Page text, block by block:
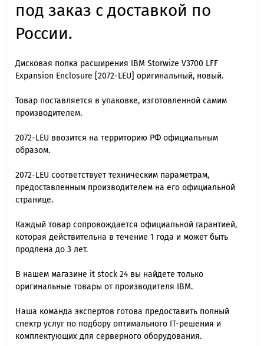
под заказ с доставкой по
России.
Дисковая полка расширения IBM Storwize V3700 LFF
Expansion Enclosure [2072-LEU] оригинальный, новый.
Товар поставляется в упаковке, изготовленной самим
производителем.
2072-LEU ввозится на территорию РФ официальным
образом.
2072-LEU cоответствует техническим параметрам,
предоставленным производителем на его официальной
странице.
Каждый товар сопровождается официальной гарантией,
которая действительна в течение 1 года и может быть
продлена до 3 лет.
В нашем магазине it stock 24 вы найдете только
оригинальные товары от производителя IBM.
Наша команда экспертов готова предоставить полный
спектр услуг по подбору оптимального IT-решения и
комплектующих для серверного оборудования.